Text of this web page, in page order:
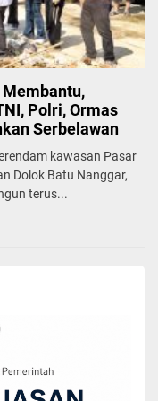
Polri, Ormas
Serbelawan
kawasan Pasar
Dolok Batu Nanggar,
terus...
Korban